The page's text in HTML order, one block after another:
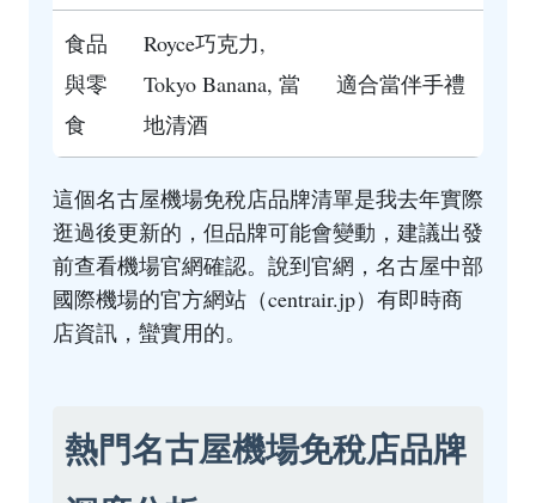
食品
與零
食
Royce巧克力,
Tokyo Banana, 當
地清酒
適合當伴手禮
這個名古屋機場免稅店品牌清單是我去年實際
逛過後更新的，但品牌可能會變動，建議出發
前查看機場官網確認。說到官網，名古屋中部
國際機場的官方網站（centrair.jp）有即時商
店資訊，蠻實用的。
熱門名古屋機場免稅店品牌